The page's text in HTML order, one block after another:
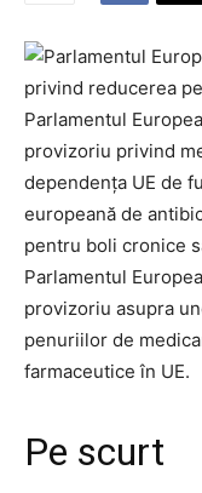
Parlamentul
provizoriu privind
dependența UE de
europeană de
pentru boli cronice
Parlamentul
provizoriu asupra
penuriilor de
farmaceutice în UE.
Pe scurt